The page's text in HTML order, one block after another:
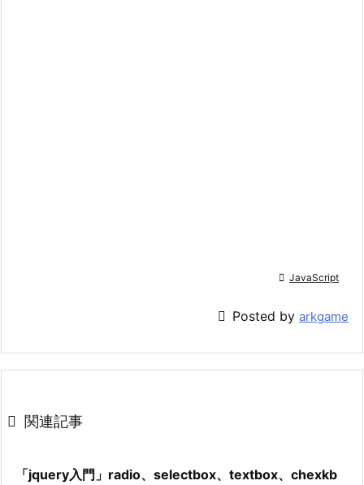
 JavaScript
 Posted by arkgame
 関連記事
「jquery入門」radio、selectbox、textbox、chexkb